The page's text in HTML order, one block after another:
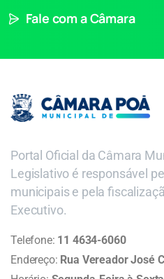
Fale com a Câmara
Portal Oficial da Câmara
Legislativo é responsável
municipais e pela
Executivo.
Telefone: 11 4634-6060
Endereço: Rua Vereador José